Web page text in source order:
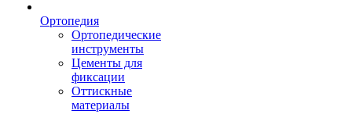
Ортопедия
Ортопедические
инструменты
Цементы для
фиксации
Оттискные
материалы